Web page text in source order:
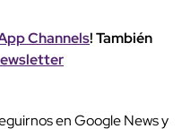
Channels! También
en Google News y